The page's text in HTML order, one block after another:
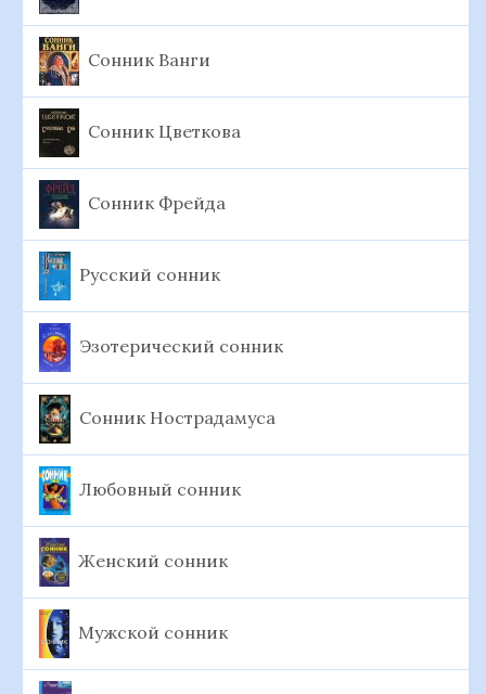
Сонник Ванги
Сонник Цветкова
Сонник Фрейда
Русский сонник
Эзотерический сонник
Сонник Нострадамуса
Любовный сонник
Женский сонник
Мужской сонник